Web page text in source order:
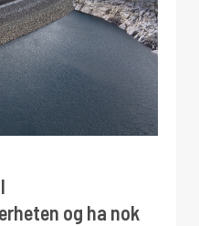
og ha nok